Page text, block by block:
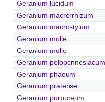
Geranium lucidum
Geranium macrorrhizum
Geranium macrostylum
Geranium molle
Geranium molle
Geranium peloponnesiacum
Geranium phaeum
Geranium pratense
Geranium purpureum